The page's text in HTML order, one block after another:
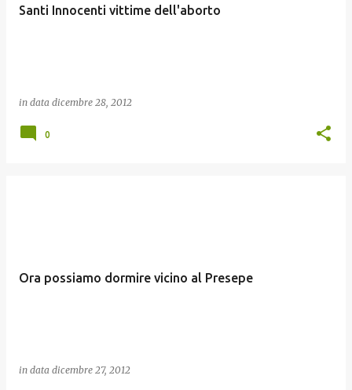
Santi Innocenti vittime dell'aborto
in data dicembre 28, 2012
0
Ora possiamo dormire vicino al Presepe
in data dicembre 27, 2012